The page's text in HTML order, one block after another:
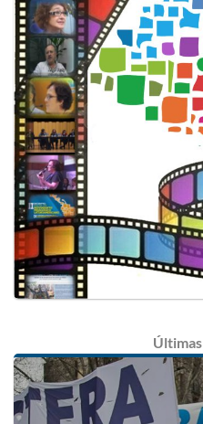
Últimas